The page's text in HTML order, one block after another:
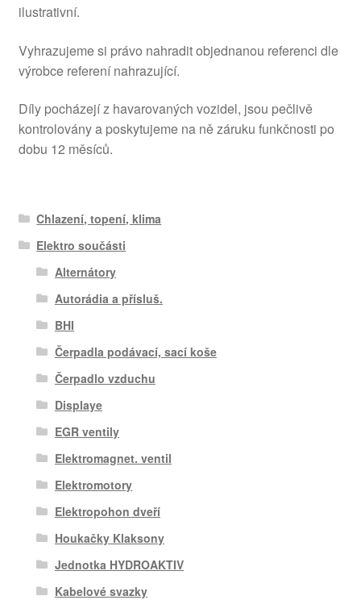
ilustrativní.
Vyhrazujeme si právo nahradit objednanou referenci dle
výrobce referení nahrazující.
Díly pocházejí z havarovaných vozidel, jsou pečlivě
kontrolovány a poskytujeme na ně záruku funkčnosti po
dobu 12 měsíců.
Chlazení, topení, klima
Elektro součásti
Alternátory
Autorádia a přísluš.
BHI
Čerpadla podávací, sací koše
Čerpadlo vzduchu
Displaye
EGR ventily
Elektromagnet. ventil
Elektromotory
Elektropohon dveří
Houkačky Klaksony
Jednotka HYDROAKTIV
Kabelové svazky